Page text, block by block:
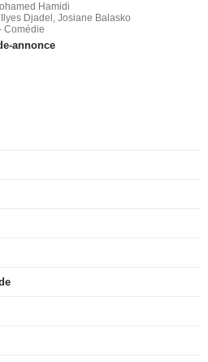
Hamidi
Djadel, Josiane Balasko
Comédie
annonce